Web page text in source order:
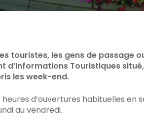
touristes, les gens de passage
d’Informations Touristiques
les week-end.
d’ouvertures habituelles en
au vendredi.